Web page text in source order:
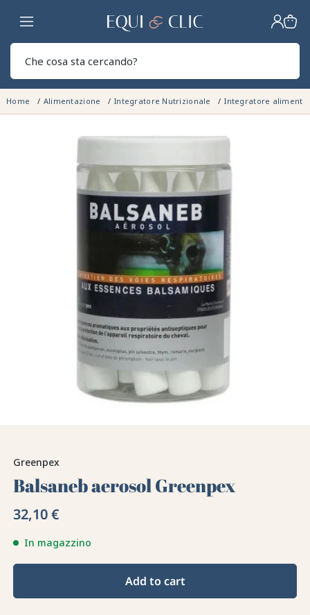
Casa
Home Alimentazione Integratore Nutrizionale Integratore
Greenpex
Balsaneb aerosol Greenpex
32,10 €
In magazzino
Add to cart